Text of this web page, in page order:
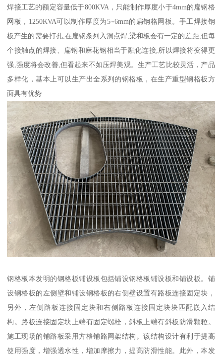
焊接工艺的额定容量低于800KVA，只能制作厚度小于4mm的扁钢格
网板，1250KVA可以制作厚度为5~6mm的扁钢格网板。手工焊接钢
板产生的需要打孔,在扁钢条列入洞点焊,梁和板会有一定的差距,但每
个接触点的焊接、扁钢和麻花钢相当于融化连接,所以焊接将变得更
强,强度将会改善,但看起来不如压焊美观。生产工艺比较灵活，产品
多样化，基本上可以生产出全系列的钢格板，在生产重型钢格板方
面具有优势
钢格板本发明的钢格板铺设板包括铺设钢格板铺设板和铺设板。铺
设钢格板的左侧壁和铺设钢格板的右侧壁设置有路板连接固定块，
另外，左侧路板连接固定块和右侧路板连接固定块块匹配嵌入结
构。路板连接固定块上端有固定螺栓，斜板上端有斜板防滑颗粒。
施工现场的铺路板采用方格铺路网架结构。该结构设计有利于提高
使用强度，增强透水性，增加摩擦力，提高防滑性能。此外，本发